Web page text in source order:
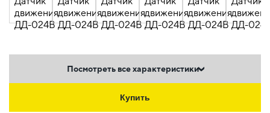
Посмотреть все характеристики
Купить